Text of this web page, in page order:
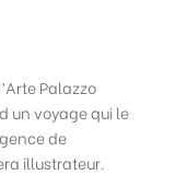
Palazzo
un voyage qui le
de
illustrateur.